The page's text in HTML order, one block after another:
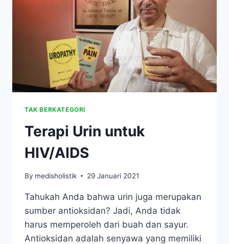
TAK BERKATEGORI
Terapi Urin untuk
HIV/AIDS
By medisholistik 29 Januari 2021
Tahukah Anda bahwa urin juga merupakan
sumber antioksidan? Jadi, Anda tidak
harus memperoleh dari buah dan sayur.
Antioksidan adalah senyawa yang memiliki